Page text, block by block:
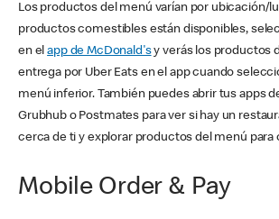
Los productos del menú varían por ubicación/
productos comestibles están disponibles,
en elapp de McDonald'sy verás los productos
entrega por Uber Eats en el app cuando
menú inferior. También puedes abrir tus apps
Grubhub o Postmates para ver si hay un
cerca de ti y explorar productos del menú para
Mobile Order & Pay